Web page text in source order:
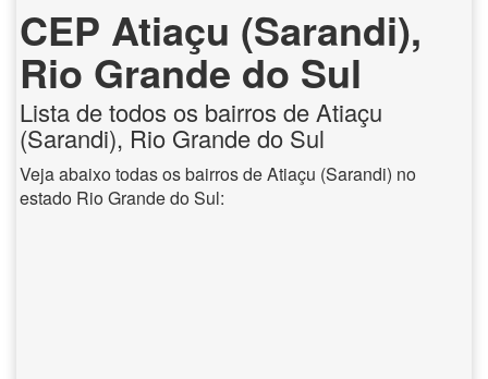
CEP Atiaçu (Sarandi),
Rio Grande do Sul
Lista de todos os bairros de Atiaçu
(Sarandi), Rio Grande do Sul
Veja abaixo todas os bairros de Atiaçu (Sarandi) no
estado Rio Grande do Sul: